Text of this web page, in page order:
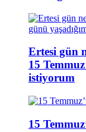
Ertesi gün
15
istiyorum
15